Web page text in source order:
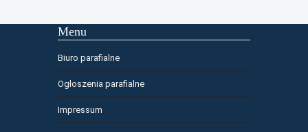
Menu
Biuro parafialne
Ogłoszenia parafialne
Impressum